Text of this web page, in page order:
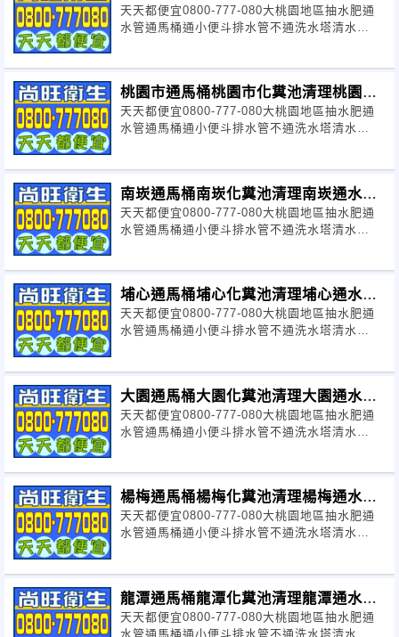
服務範圍：
中壢、平鎮、新屋、觀音、桃園、龜山、
蘆竹、八德、大溪、龍潭、楊梅、大園、
林口、新豐、湖口、中壢市、平鎮市、新
屋鄉、觀音鄉、桃園市、龜山鄉、蘆竹
鄉、八德市、大溪鎮、龍潭鄉、楊梅市、
大園鄉、內壢、埔心、中原、龍岡、南
崁、山子頂、忠愛莊、僑愛、新坡、幼
獅、高榮、竹圍、富岡、華勛、月眉、過
嶺、大侖、大楠、青埔、富源、中壢工業
區、內壢工業區、觀音工業區、大園工業
區、平鎮工業區、幼獅工業區、龜山工業
區、林口工業區、 市中區、中路區、埔
子區、會稽區、大樹林區、八塊厝/下庄
仔地區、霄裡地區、茄苳溪區、大湳區、
溪東區、溪西區、坑子地區、大竹地區、
龍壽區、橫山/田心子/照鏡地區、雙溪口/
許厝港/內海墘地區、北勢區、社子區、
【特價】
天天都便宜0800-777-080大桃園地區抽水肥通
水管通馬桶通小便斗排水管不通洗水塔清水
桃園市通馬桶桃園市化糞池清理桃園市
通水管【特價】
天天都便宜0800-777-080大桃園地區抽水肥通
水管通馬桶通小便斗排水管不通洗水塔清水
南崁通馬桶南崁化糞池清理南崁通水管
【特價】
天天都便宜0800-777-080大桃園地區抽水肥通
水管通馬桶通小便斗排水管不通洗水塔清水
埔心通馬桶埔心化糞池清理埔心通水管
【特價】
天天都便宜0800-777-080大桃園地區抽水肥通
水管通馬桶通小便斗排水管不通洗水塔清水
大園通馬桶大園化糞池清理大園通水管
【特價】
天天都便宜0800-777-080大桃園地區抽水肥通
水管通馬桶通小便斗排水管不通洗水塔清水
楊梅通馬桶楊梅化糞池清理楊梅通水管
【特價】
天天都便宜0800-777-080大桃園地區抽水肥通
水管通馬桶通小便斗排水管不通洗水塔清水
龍潭通馬桶龍潭化糞池清理龍潭通水管
【特價】
天天都便宜0800-777-080大桃園地區抽水肥通
水管通馬桶通小便斗排水管不通洗水塔清水